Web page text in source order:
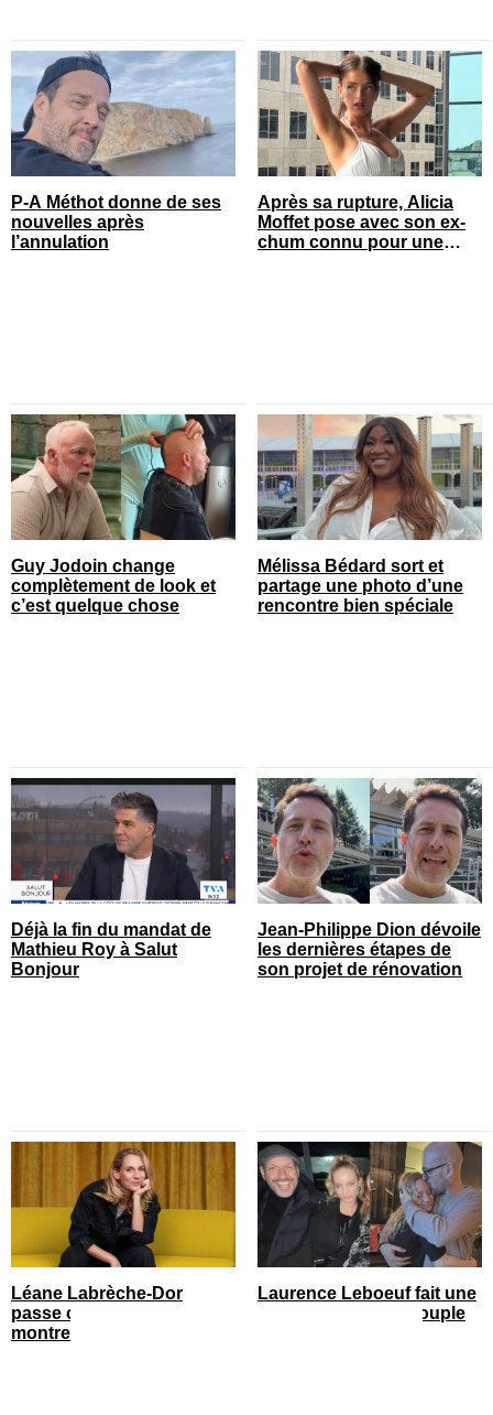
P-A Méthot donne de ses
nouvelles après
l’annulation
Après sa rupture, Alicia
Moffet pose avec son ex-
chum connu pour une
Guy Jodoin change
complètement de look et
c’est quelque chose
Mélissa Bédard sort et
partage une photo d’une
rencontre bien spéciale
Déjà la fin du mandat de
Mathieu Roy à Salut
Bonjour
Jean-Philippe Dion dévoile
les dernières étapes de
son projet de rénovation
Léane Labrèche-Dor
passe chez le coiffeur et
montre ses nouveaux
Laurence Leboeuf fait une
précision sur son couple